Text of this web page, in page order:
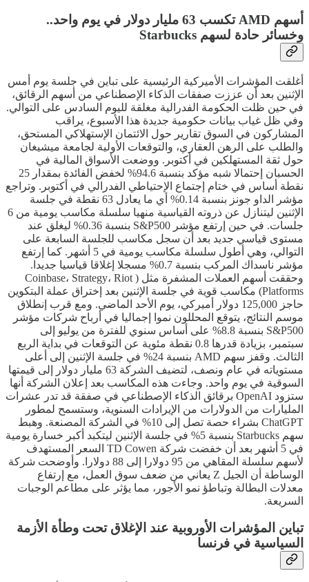
أسهم AMD تكسب 63 مليار دولار في يوم واحد..
وخسائر حادة لسهم Starbucks
أغلقت المؤشرات الأميركية الرئيسية على تباين في جلسة يوم أمس
الإثنين بعد أن عززت صفقات الذكاء الإصطناعي من أسهم الرقائق،
في حين ظلت الحكومة الفدرالية مغلقة لليوم السادس على التوالي.
وفي ظل غياب بيانات حكومية جديدة هذا الأسبوع، يراقب
المشاركون في السوق تقارير حول الائتمان الإستهلاكي المستحق،
والطلب على الرهن العقاري، والتوقعات الأولية لجامعة ميشيغان
حول ثقة المستهلكين في أكتوبر. ووضعت الأسواق المالية في
الحسبان إحتمالا شبه مؤكد بنسبة 94.6% لخفض الفائدة بمقدار 25
نقطة أساس في ختام إجتماع الإحتياطي الفدرالي في أكتوبر. وتراجع
مؤشر الداو جونز بنسبة 0.14% أي ما يعادل 63 نقطة في جلسة
الإثنين ليتنازل عن ذروته القياسية منهيا سلسلة مكاسب يومية من 6
جلسات. في حين إرتفع مؤشر S&P500 بنسبة 0.36% ليغلق عند
مستوى قياسي جديد بعد أن سجل مكاسب للجلسة السابعة على
التوالي، وهي أطول سلسلة مكاسب يومية في 5 أشهر. كما إرتفع
مؤشر ناسداك المركب بنسبة 0.7% مسجلا إغلاقا قياسيا جديدا.
وحققت أسهم العملات المشفرة مثل ( Coinbase، Strategy، Riot
Platforms) مكاسب قوية في جلسة الإثنين بعد إختراق عملة البتكوين
حاجز 125,000 دولار أميركي، يوم الأحد الماضي. ومع قرب إنطلاق
موسم النتائج، يتوقع المحللون نموا إجماليا في أرباح شركات مؤشر
S&P500 بنسبة 8.8% على أساس سنوي للفترة من يوليو إلى
سبتمبر، بزيادة قدرها 0.8 نقطة مئوية عن التوقعات في بداية الربع
الثالث. وقفز سهم AMD بنسبة 24% في جلسة الإثنين إلى أعلى
مستوياته في عام ونصف، لتضيف الشركة 63 مليار دولار إلى قيمتها
السوقية في يوم واحد. وجاءت هذه المكاسب بعد إعلان الشركة أنها
ستزود OpenAI برقائق الذكاء الإصطناعي في صفقة قد تدر عشرات
المليارات من الدولارات من الإيرادات السنوية، وستسمح لمطور
ChatGPT بشراء حصة تصل إلى 10% في الشركة المصنعة. وهبط
سهم Starbucks بنسبة 5% في جلسة الإثنين ليتكبد أكبر خسارة يومية
في 5 أشهر بعد أن خفضت شركة TD Cowen السعر المستهدف
لأسهم سلسلة المقاهي من 95 دولارا إلى 88 دولارا. وأوضحت شركة
الوساطة أن الجيل Z يعاني من ضعف سوق العمل، مع إرتفاع
معدلات البطالة وتباطؤ نمو الأجور، مما يؤثر على مطاعم الوجبات
السريعة.
تباين المؤشرات الأوروبية عند الإغلاق تحت وطأة الأزمة
السياسية في فرنسا